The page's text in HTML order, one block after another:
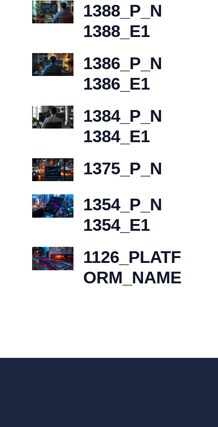
1388_P_N
1388_E1
1386_P_N
1386_E1
1384_P_N
1384_E1
1375_P_N
1354_P_N
1354_E1
1126_PLATF
ORM_NAME